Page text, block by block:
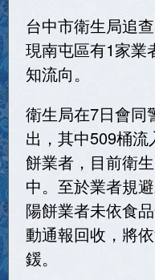
台中市衛生局追
現南屯區有1家業
知流向。
衛生局在7日會同
出，其中509桶
餅業者，目前衛
中。至於業者規
陽餅業者未依食
動通報回收，將
鍰。